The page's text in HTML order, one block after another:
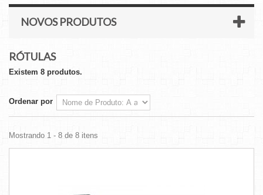
NOVOS PRODUTOS
RÓTULAS
Existem 8 produtos.
Ordenar por
Mostrando 1 - 8 de 8 itens